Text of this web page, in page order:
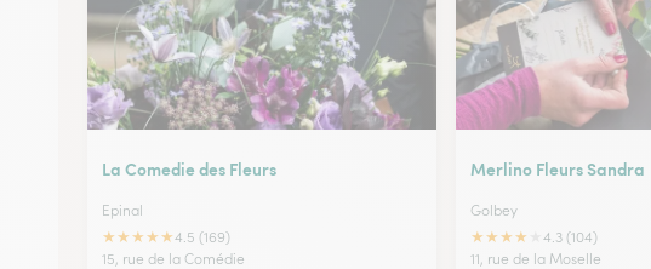
La Comedie des Fleurs
Epinal
★★★★★4.5 (169)
15, rue de la Comédie
Merlino Fleurs Sandra
Golbey
★★★★
4.3 (104)
11, rue de la Moselle